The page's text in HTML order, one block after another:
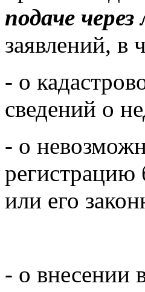
подаче
заявлений, в
- о
сведений о
- о
регистрацию
или его
- о внесении